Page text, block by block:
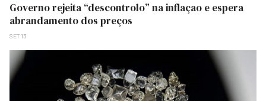
Governo rejeita “descontrolo” na inflaçao e espera
abrandamento dos preços
SET 13